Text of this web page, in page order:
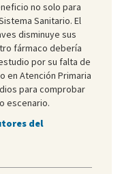
no solo para
Sanitario. El
disminuye sus
fármaco debería
por su falta de
en Atención Primaria
para comprobar
escenario.
del